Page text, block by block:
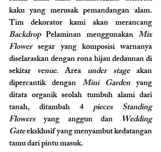
kaku yang merusak pemandangan alam.
Backdrop Pelaminan menggunakan Mix
Flower segar yang komposisi warnanya
diselaraskan dengan rona hijau dedaunan di
sekitar venue. Area under stage akan
dipercantik dengan Mini Garden yang
ditata organik seolah tumbuh alami dari
tanah, ditambah 4 pieces Standing
Flowers yang anggun dan Wedding
Gate eksklusif yang menyambut kedatangan
tamu dari pintu masuk.